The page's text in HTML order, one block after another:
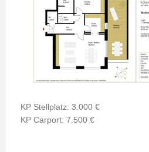
KP Stellplatz: 3.000 €
KP Carport: 7.500 €